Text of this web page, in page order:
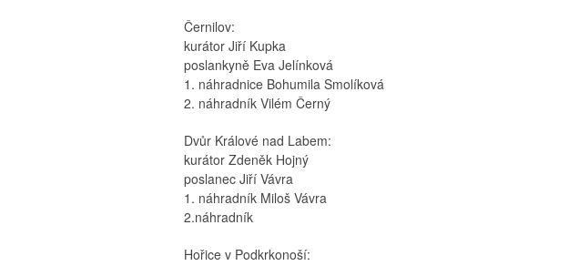
Černilov:
kurátor Jiří Kupka
poslankyně Eva Jelínková
1. náhradnice Bohumila Smolíková
2. náhradník Vilém Černý
Dvůr Králové nad Labem:
kurátor Zdeněk Hojný
poslanec Jiří Vávra
1. náhradník Miloš Vávra
2.náhradník
Hořice v Podkrkonoší: